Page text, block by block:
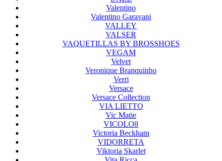
Valentino
Valentino Garavani
VALLEY
VALSER
VAQUETILLAS BY BROSSHOES
VEGAM
Velvet
Veronique Branquinho
Verri
Versace
Versace Collection
VIA LIETTO
Vic Matie
VICOLO8
Victoria Beckham
VIDORRETA
Viktoria Skarlet